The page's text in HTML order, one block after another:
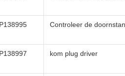
Controleer de
kom plug driver